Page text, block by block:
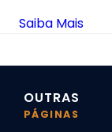
Saiba Mais
OUTRAS
PÁGINAS